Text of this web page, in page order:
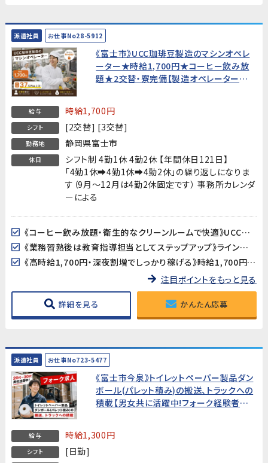
派遣社員 お仕事No28-5912
《富士市》UCC珈琲豆製造のマシンオペレ
ーター★時給1,700円★コーヒー飲み放
題★2交替・寮完備【製造オペレーター経
給与 時給1,700円
シフト [2交替] [3交替]
勤務地 静岡県富士市
休日
シフト制 4勤1休 4勤2休 【年間休日121日】
「4勤1休➡4勤1休➡4勤2休」の繰り返しになりま
す（9月～12月は4勤2休固定です） 事務所カレンダ
ーによる
《コーヒー飲み放題・衛生的なクリーンルームで快適》UCCの食品工場で、休憩時間にコーヒーが飲み放題！クリーンルーム（フル装備）・全体空調完備の清潔で快適な環境で働けます。
《業務習熟後は教育指導担当としてステップアップ》ライン作業を覚えた後は、当社スタッフや協力会社の作業者への教育・指導もお任せします。リーダー・指導者としてのキャリアを積みたい方に最適なポジションです。
《高時給1,700円・深夜割増でしっかり稼げる》時給1,700円に残業・深夜手当加算➡月収37万円以上可能!
注目ポイントをもっと見る
詳細を見る かんたん応募
派遣社員 お仕事No723-5477
《富士市今泉》トイレットペーパー製品ダン
ボール(パレット積み)の搬送、トラックへの
積載【男女共に活躍中!フォーク経験者お
給与 時給1,300円
シフト [日勤]